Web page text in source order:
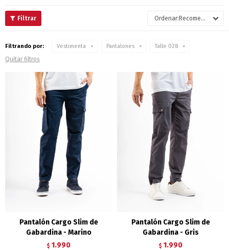
Recomendados
Filtrando por: Vestimenta Pantalones Talle 028
Quitar filtros
Pantalón Cargo Slim de
Gabardina - Marino
$ 1.990
Pantalón Cargo Slim de
Gabardina - Gris
$ 1.990